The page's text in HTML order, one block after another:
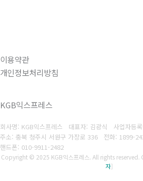
이용약관
개인정보처리방침
KGB익스프레스
회사명: KGB익스프레스 대표자: 김광식 사업자등
주소: 충북 청주시 서원구 가장로 336 전화: 1899-
핸드폰: 010-9911-2482
Copyright © 2025 KGB익스프레스. All rights reserved.
자]